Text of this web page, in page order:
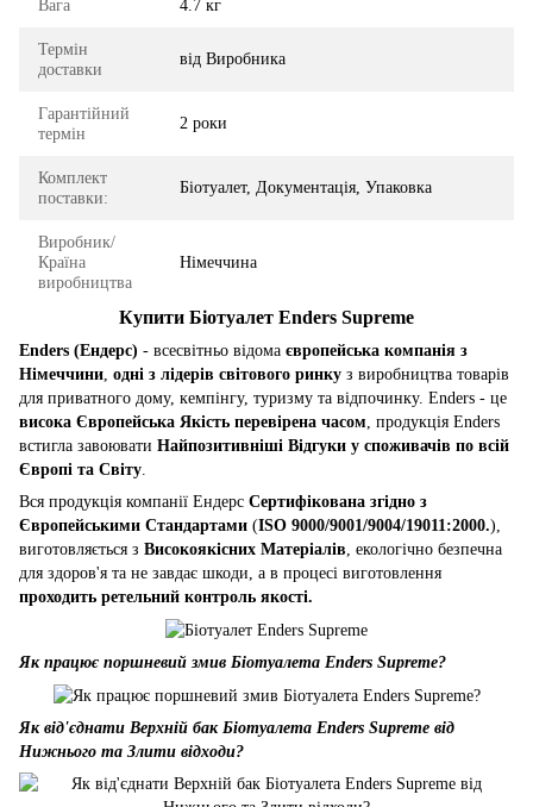
Вага 4.7 кг
Термін
доставки
від Виробника
Гарантійний
термін
2 роки
Комплект
поставки:
Біотуалет, Документація, Упаковка
Виробник/
Країна
виробництва
Німеччина
Купити Біотуалет Enders Supreme
Enders (Ендерс) - всесвітньо відома європейська компанія з
Німеччини одні з лідерів світового ринку з виробництва товарів
для приватного дому, кемпінгу, туризму та відпочинку. Enders - це
висока Європейська Якість перевірена часом , продукція Enders
встигла завоювати Найпозитивніші Відгуки у споживачів по всій
Європі та Світу
Вся продукція компанії Ендерс Сертифікована згідно з
Європейськими Стандартами (ISO 9000/9001/9004/19011:2000.),
виготовляється з Високоякісних Матеріалів , екологічно безпечна
для здоров'я та не завдає шкоди, а в процесі виготовлення
проходить ретельний контроль якості.
Як працює поршневий змив Біотуалета Enders Supreme?
Як від'єднати Верхній бак Біотуалета Enders Supreme від
Нижнього та Злити відходи?